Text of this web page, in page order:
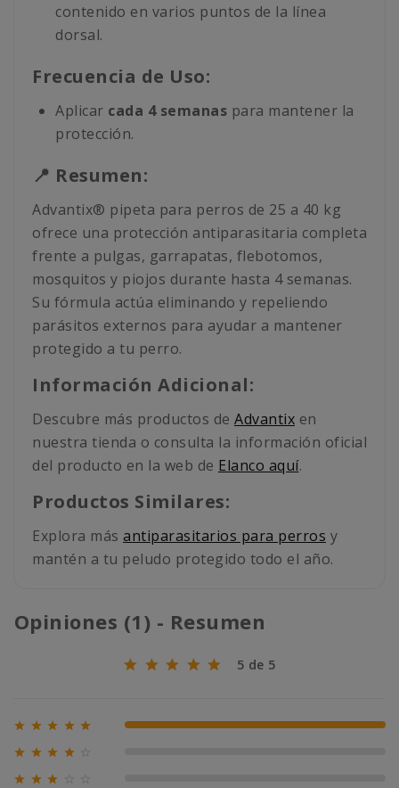
contenido en varios puntos de la línea
dorsal.
Frecuencia de Uso:
Aplicar cada 4 semanas para mantener la
protección.
📍 Resumen:
Advantix® pipeta para perros de 25 a 40 kg
ofrece una protección antiparasitaria completa
frente a pulgas, garrapatas, flebotomos,
mosquitos y piojos durante hasta 4 semanas.
Su fórmula actúa eliminando y repeliendo
parásitos externos para ayudar a mantener
protegido a tu perro.
Información Adicional:
Descubre más productos de Advantix en
nuestra tienda o consulta la información oficial
del producto en la web de Elanco aquí.
Productos Similares:
Explora más antiparasitarios para perros y
mantén a tu peludo protegido todo el año.
Opiniones (1) - Resumen
5 de 5
     100% (1)
   
  